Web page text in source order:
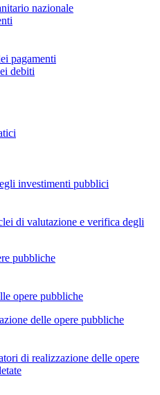
nazionale
pagamenti
debiti
investimenti pubblici
di valutazione e verifica degli
pubbliche
opere pubbliche
delle opere pubbliche
di realizzazione delle opere